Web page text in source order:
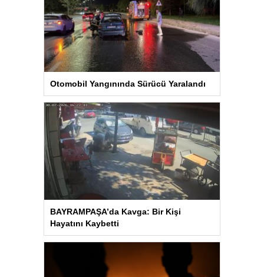
Otomobil Yangınında Sürücü Yaralandı
BAYRAMPAŞA’da Kavga: Bir Kişi
Hayatını Kaybetti